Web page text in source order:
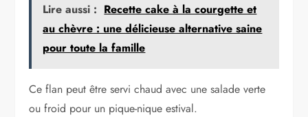
Lire aussi : Recette cake à la courgette et
au chèvre : une délicieuse alternative saine
pour toute la famille
Ce flan peut être servi chaud avec une salade verte
ou froid pour un pique-nique estival.